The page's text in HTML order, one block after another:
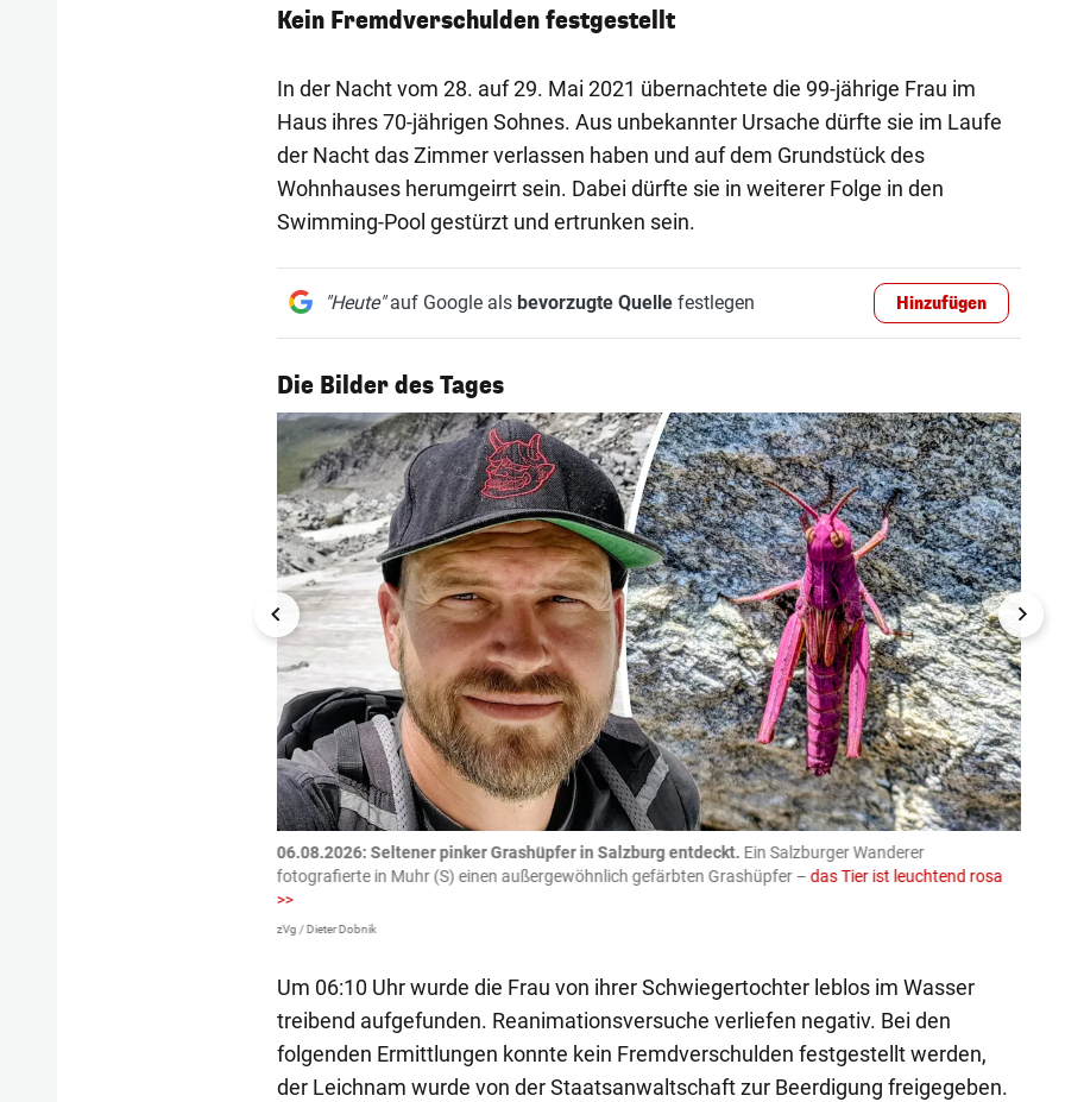
Kein Fremdverschulden festgestellt
In der Nacht vom 28. auf 29. Mai 2021 übernachtete die 99-jährige Frau im
Haus ihres 70-jährigen Sohnes. Aus unbekannter Ursache dürfte sie im Laufe
der Nacht das Zimmer verlassen haben und auf dem Grundstück des
Wohnhauses herumgeirrt sein. Dabei dürfte sie in weiterer Folge in den
Swimming-Pool gestürzt und ertrunken sein.
"Heute"auf Google als bevorzugte Quellefestlegen Hinzufügen
Die Bilder des Tages
1/54
06.08.2026: Seltener pinker Grashüpfer in Salzburg entdeckt. Ein Salzburger Wanderer
fotografierte in Muhr (S) einen außergewöhnlich gefärbten Grashüpfer – das Tier ist leuchtend rosa
>>
zVg / Dieter Dobnik
Um 06:10 Uhr wurde die Frau von ihrer Schwiegertochter leblos im Wasser
treibend aufgefunden. Reanimationsversuche verliefen negativ. Bei den
folgenden Ermittlungen konnte kein Fremdverschulden festgestellt werden,
der Leichnam wurde von der Staatsanwaltschaft zur Beerdigung freigegeben.